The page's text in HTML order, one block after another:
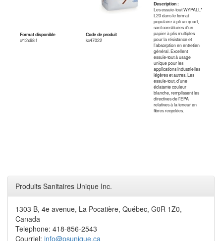
Format disponible
Code de produit
c/12x68 f
kc47022
Description :
Les essuie-tout WYPALL*
L20 dans le format
populaire à pli un quart,
sont constituées d'un
papier à plis multiples
pour la résistance et
l'absorption en entretien
général. Excellent
essuie-tout à usage
unique pour les
applications industrielles
légères et autres. Les
essuie-tout, d'une
éclatante couleur
blanche, remplissent les
directives de l'EPA
relatives à la teneur en
fibres recyclées.
Produits Sanitaires Unique Inc.
1303 B, 4e avenue, La Pocatière, Québec, G0R 1Z0,
Canada
Telephone: 418-856-2543
Courriel: info@psunique.ca